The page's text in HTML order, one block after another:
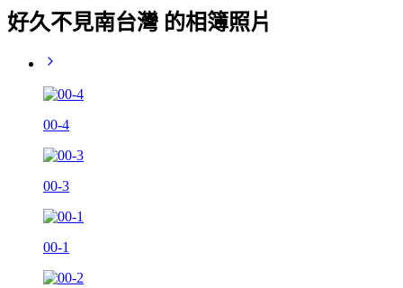
好久不見南台灣 的相簿照片
00-4
00-3
00-1